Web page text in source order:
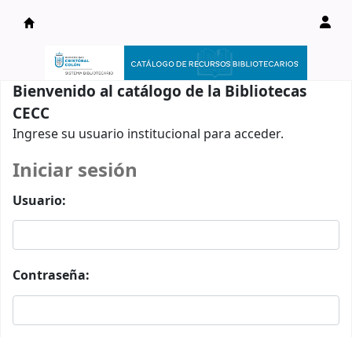
Catálogo en línea
Bienvenido al catálogo de la Bibliotecas
CECC
Ingrese su usuario institucional para acceder.
Iniciar sesión
Usuario:
Contraseña: